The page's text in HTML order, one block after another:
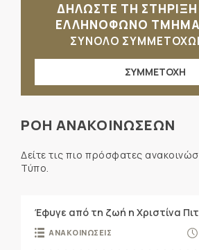
ΔΗΛΩΣΤΕ ΤΗ
ΕΛΛΗΝΟΦΩΝΟ ΤΜΗΜΑ
ΣΥΝΟΛΟ
ΣΥΜΜΕΤΟΧΗ
ΡΟΗ ΑΝΑΚΟΙΝΩΣΕΩΝ
Δείτε τις πιο πρόσφατες
Τύπο.
Έφυγε από τη ζωή η Χριστίνα
ΑΝΑΚΟΙΝΩΣΕΙΣ